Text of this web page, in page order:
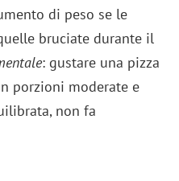
di peso se le
bruciate durante il
: gustare una pizza
porzioni moderate e
non fa